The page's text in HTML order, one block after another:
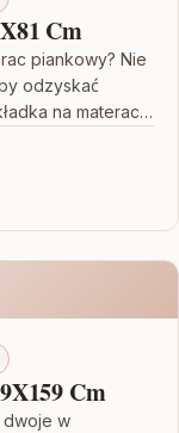
Cm
piankowy? Nie
odzyskać
na materac,
Cm
dwoje w